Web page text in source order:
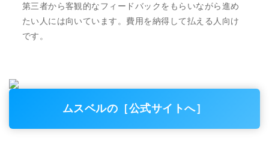
第三者から客観的なフィードバックをもらいながら進め
たい人には向いています。費用を納得して払える人向け
です。
ムスベルの［公式サイトへ］